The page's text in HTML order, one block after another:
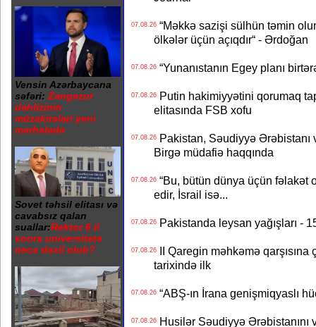
Vensin Azərbaycana
səfəri: Zəngəzur
dəhlizinin
müzakirələri yeni
mərhələdə
Sovet təhsil elitası və
cavabsız qalan
suallar:Rektor 6 il
sonra universitetə
necə daxil olub?
07.08.26“Məkkə sazişi sülhün təmin
ölkələr üçün açıqdır“ - Ərdoğan
07.08.26“Yunanıstanın Egey planı
07.08.26Putin hakimiyyətini qorumaq
elitasında FSB xofu
07.08.26Pakistan, Səudiyyə Ərəbistanı
Birgə müdafiə haqqında
07.08.26“Bu, bütün dünya üçün fəlakət
edir, İsrail isə...
07.08.26Pakistanda leysan yağışları -
07.08.26II Qaregin məhkəmə qarşısına
tarixində ilk
07.08.26“ABŞ-ın İrana genişmiqyaslı
07.08.26Husilər Səudiyyə Ərəbistanını